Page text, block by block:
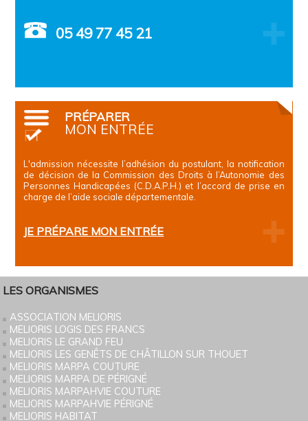
05 49 77 45 21
PRÉPARER
MON ENTRÉE
L'admission nécessite l’adhésion du postulant, la notification
de décision de la Commission des Droits à l’Autonomie des
Personnes Handicapées (C.D.A.P.H.) et l’accord de prise en
charge de l’aide sociale départementale.
JE PRÉPARE MON ENTRÉE
LES ORGANISMES
ASSOCIATION MELIORIS
MELIORIS LOGIS DES FRANCS
MELIORIS LE GRAND FEU
MELIORIS LES GENÊTS DE CHÂTILLON SUR THOUET
MELIORIS MARPA COUTURE
MELIORIS MARPA DE PÉRIGNÉ
MELIORIS MARPAHVIE COUTURE
MELIORIS MARPAHVIE PÉRIGNÉ
MELIORIS HABITAT